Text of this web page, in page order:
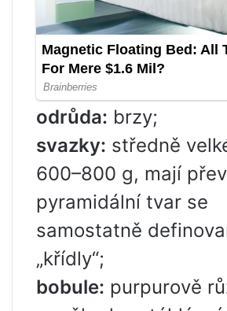
odrůda: brzy;
svazky: středně
600–800 g, mají
pyramidální tvar se
samostatně
„křídly“;
bobule: purpurově